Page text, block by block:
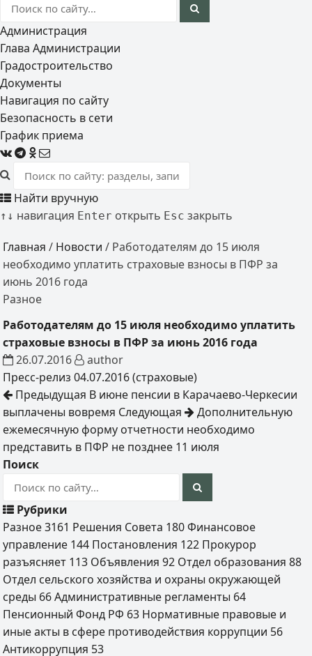
Администрация
Глава Администрации
Градостроительство
Документы
Навигация по сайту
Безопасность в сети
График приема
Найти вручную
↑ ↓ навигация Enter открыть Esc закрыть
Главная / Новости / Работодателям до 15 июля
необходимо уплатить страховые взносы в ПФР за
июнь 2016 года
Разное
Работодателям до 15 июля необходимо уплатить
страховые взносы в ПФР за июнь 2016 года
26.07.2016
author
Пресс-релиз 04.07.2016 (страховые)
Предыдущая В июне пенсии в Карачаево-Черкесии
выплачены вовремя Следующая
Дополнительную
ежемесячную форму отчетности необходимо
представить в ПФР не позднее 11 июля
Поиск
Рубрики
Разное3161 Решения Совета 180 Финансовое
управление 144 Постановления 122 Прокурор
разъясняет 113 Объявления92 Отдел образования88
Отдел сельского хозяйства и охраны окружающей
среды 66 Административные регламенты 64
Пенсионный Фонд РФ 63 Нормативные правовые и
иные акты в сфере противодействия коррупции 56
Антикоррупция 53